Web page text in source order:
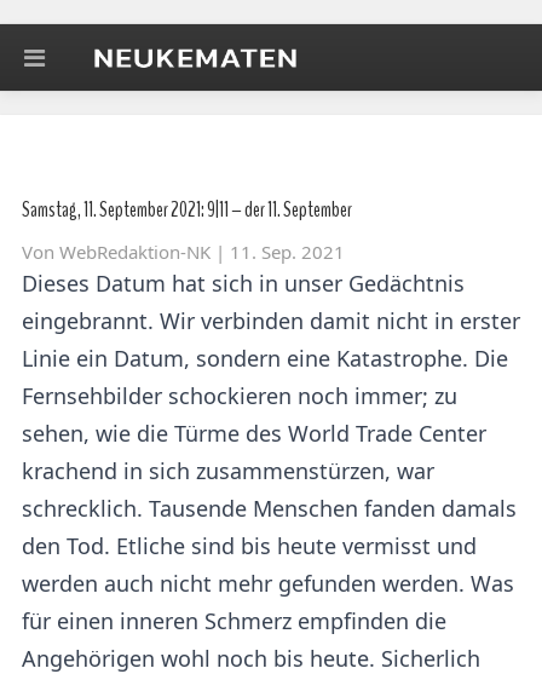
Samstag, 11. September 2021: 9|11 – der 11. September
Von WebRedaktion-NK | 11. Sep. 2021
Dieses Datum hat sich in unser Gedächtnis
eingebrannt. Wir verbinden damit nicht in erster
Linie ein Datum, sondern eine Katastrophe. Die
Fernsehbilder schockieren noch immer; zu
sehen, wie die Türme des World Trade Center
krachend in sich zusammenstürzen, war
schrecklich. Tausende Menschen fanden damals
den Tod. Etliche sind bis heute vermisst und
werden auch nicht mehr gefunden werden. Was
für einen inneren Schmerz empfinden die
Angehörigen wohl noch bis heute. Sicherlich